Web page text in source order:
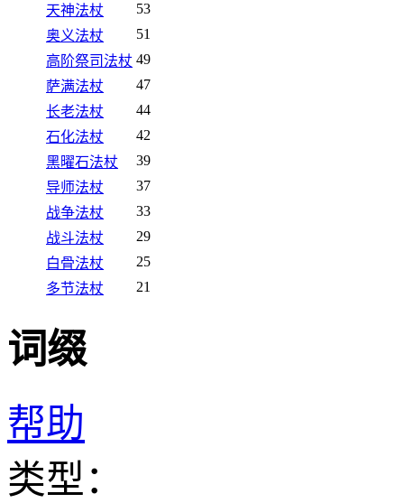
天神法杖
53
奥义法杖
51
高阶祭司法杖 49
萨满法杖
47
长老法杖
44
石化法杖
42
黑曜石法杖
39
导师法杖
37
战争法杖
33
战斗法杖
29
白骨法杖
25
多节法杖
21
词缀
帮助
类型：